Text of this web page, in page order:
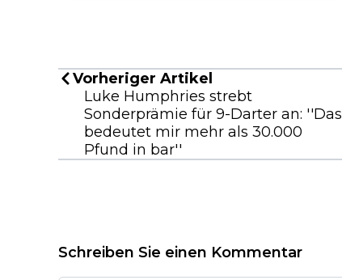
Vorheriger Artikel
Luke Humphries strebt
Sonderprämie für 9-Darter an: ''Das
bedeutet mir mehr als 30.000
Pfund in bar''
Schreiben Sie einen Kommentar